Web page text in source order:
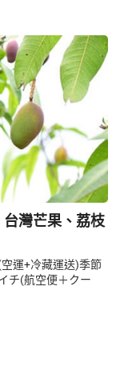
灣芒果、荔枝
運+冷藏運送)季節
チ(航空便＋クー